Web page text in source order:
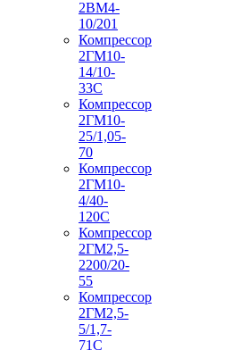
2ВМ4-
10/201
Компрессор
2ГМ10-
14/10-
33С
Компрессор
2ГМ10-
25/1,05-
70
Компрессор
2ГМ10-
4/40-
120С
Компрессор
2ГМ2,5-
2200/20-
55
Компрессор
2ГМ2,5-
5/1,7-
71С